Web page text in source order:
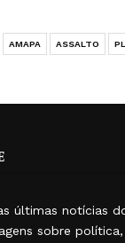
AMAPA ASSALTO
últimas notícias
sobre